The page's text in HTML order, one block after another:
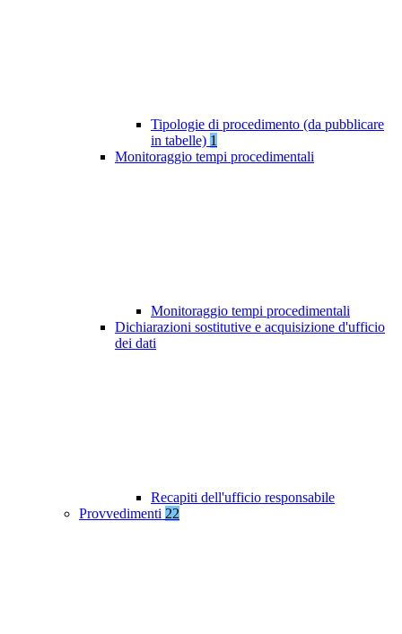
Tipologie di procedimento (da pubblicare
in tabelle) 1
Monitoraggio tempi procedimentali
Monitoraggio tempi procedimentali
Dichiarazioni sostitutive e acquisizione d'ufficio
dei dati
Recapiti dell'ufficio responsabile
Provvedimenti 22